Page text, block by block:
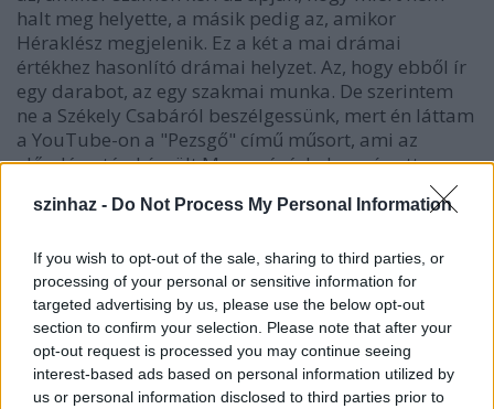
szinhaz - Do Not Process My Personal Information
If you wish to opt-out of the sale, sharing to third parties, or
processing of your personal or sensitive information for
targeted advertising by us, please use the below opt-out
section to confirm your selection. Please note that after your
opt-out request is processed you may continue seeing
interest-based ads based on personal information utilized by
us or personal information disclosed to third parties prior to
halt meg helyette, a másik pedig az, amikor
Héraklész megjelenik. Ez a két a mai drámai
értékhez hasonlító drámai helyzet. Az, hogy ebből ír
egy darabot, az egy szakmai munka. De szerintem
ne a Székely Csabáról beszélgessünk, mert én láttam
a YouTube-on a "Pezsgő" című műsort, ami az
előadás után készült Marosvásárhelyen, és ott a
alkalmazott munkás volt. A rendező lediktálta neki a
s ő felelt a darabszöveg humoráért is, valamint
bizonyos értelembe a figurákért is ő volt a felelős.
LÉVAI BALÁZS:Óriási szerencsénk van, mert Székely
Csaba itt van. Kérdezzük meg tőle, hogy még mindig
kitart-e az akkori álláspont mellett?